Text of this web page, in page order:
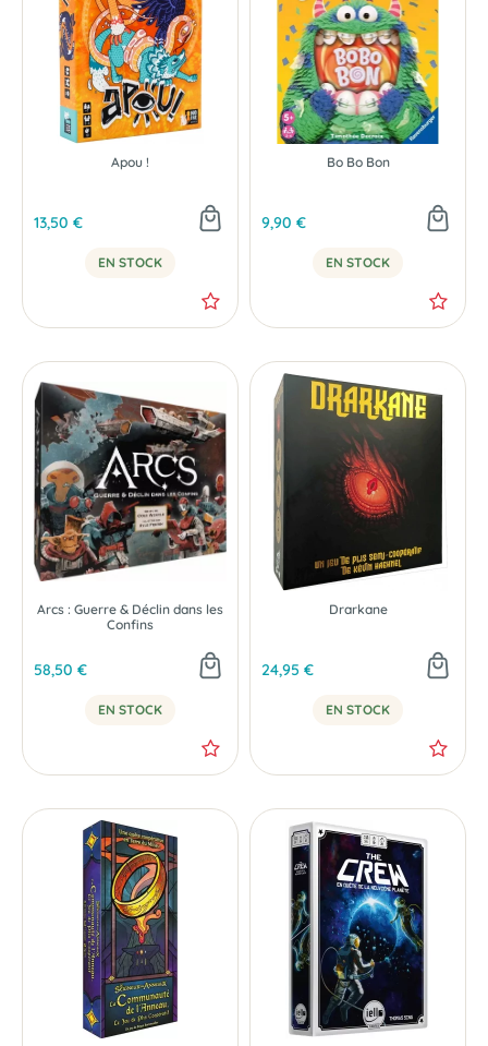
Apou !
13,50 €
EN STOCK
Bo Bo Bon
9,90 €
EN STOCK
Arcs : Guerre & Déclin dans les
Confins
58,50 €
EN STOCK
Drarkane
24,95 €
EN STOCK